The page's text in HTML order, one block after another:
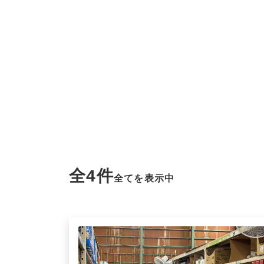
全4件全てを表示中